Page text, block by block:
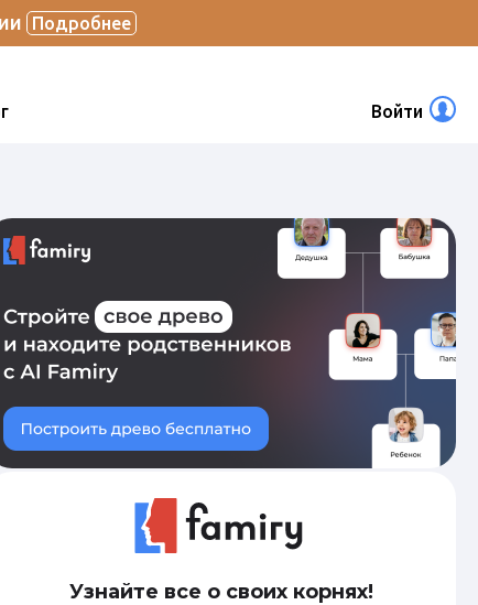
Подробнее
Войти
Узнайте все о своих корнях!